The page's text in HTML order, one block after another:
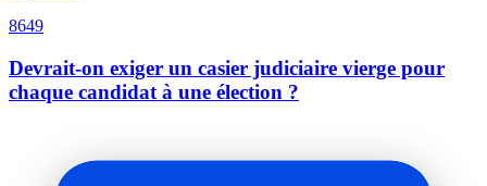
8649
Devrait-on exiger un casier judiciaire vierge pour
chaque candidat à une élection ?